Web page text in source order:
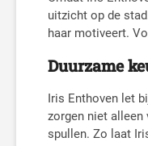
uitzicht op de
haar motiveert.
Duurzame
Iris Enthoven let
zorgen niet
spullen. Zo laat